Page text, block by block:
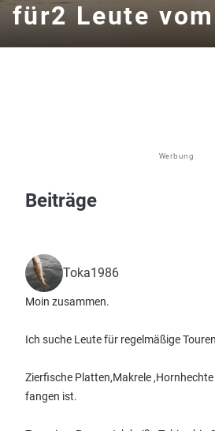
für2 Leute
Werbung
Beiträge
Toka1986
Moin zusammen.
Ich suche Leute für regelmäßige
Zierfische Platten,Makrele
fangen ist.